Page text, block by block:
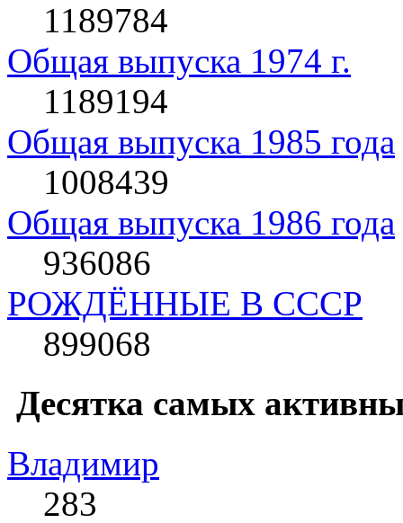
1189784
Общая выпуска 1974 г.
1189194
Общая выпуска 1985 года
1008439
Общая выпуска 1986 года
936086
РОЖДЁННЫЕ В СССР
899068
Десятка самых
Влaдимир
283